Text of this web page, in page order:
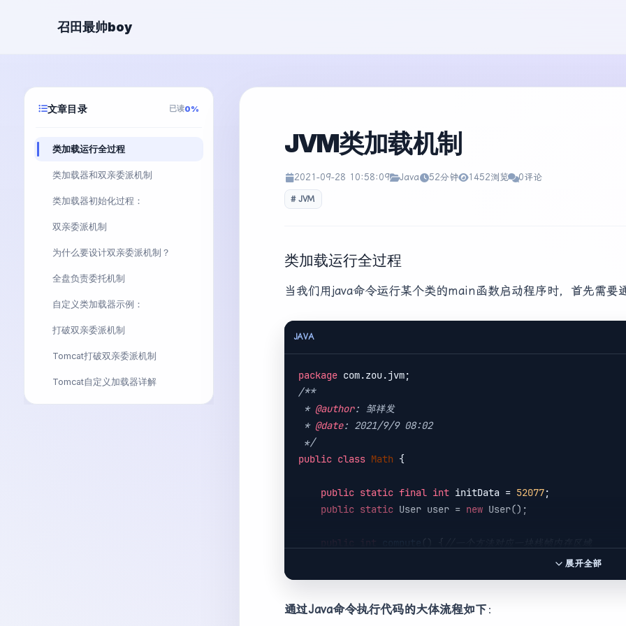
召田最帅boy
文章目录 已读0%
类加载运行全过程
类加载器和双亲委派机制
类加载器初始化过程：
双亲委派机制
为什么要设计双亲委派机制？
全盘负责委托机制
自定义类加载器示例：
打破双亲委派机制
Tomcat打破双亲委派机制
Tomcat自定义加载器详解
JVM类加载机制
2021-09-28 10:58:09 Java 52分钟 1452浏览 0评论
JVM
类加载运行全过程
当我们用java命令运行某个类的main函数启动程序时，首先需要
JAVA
package
/**
* @author: 邹祥发
* @date: 2021/9/9 08:02
*/
public class Math {
public static final int initData = 52077;
public static User user = new User();
public int compute () {
return c;
展开全部
通过Java命令执行代码的大体流程如下 ：